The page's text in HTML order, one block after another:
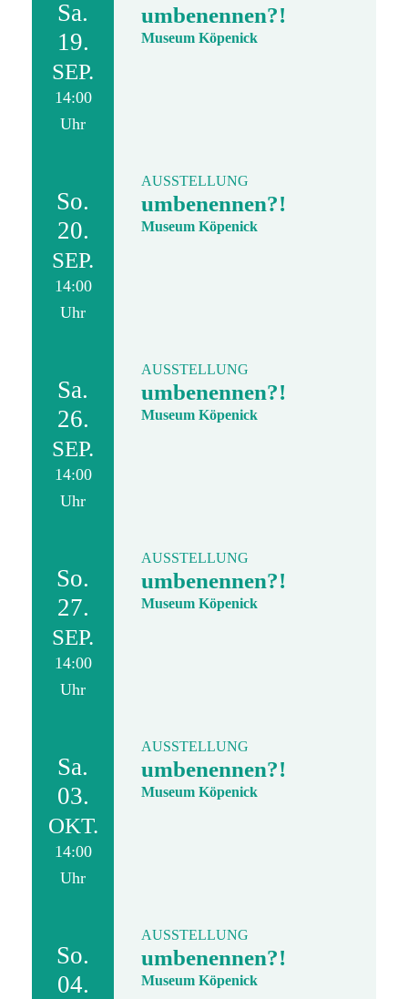
Sa.
19.
SEP.
14:00
Uhr
umbenennen?!
Museum Köpenick
So.
20.
SEP.
14:00
Uhr
AUSSTELLUNG
umbenennen?!
Museum Köpenick
Sa.
26.
SEP.
14:00
Uhr
AUSSTELLUNG
umbenennen?!
Museum Köpenick
So.
27.
SEP.
14:00
Uhr
AUSSTELLUNG
umbenennen?!
Museum Köpenick
Sa.
03.
OKT.
14:00
Uhr
AUSSTELLUNG
umbenennen?!
Museum Köpenick
So.
04.
AUSSTELLUNG
umbenennen?!
Museum Köpenick